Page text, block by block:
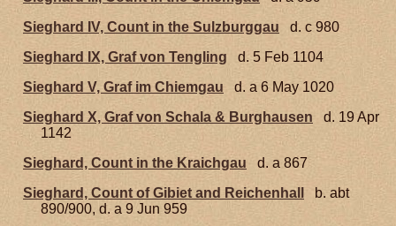
Sieghard IV, Count in the Sulzburggau
d. c 980
Sieghard IX, Graf von Tengling
d. 5 Feb 1104
Sieghard V, Graf im Chiemgau
d. a 6 May 1020
Sieghard X, Graf von Schala & Burghausen
d. 19 Apr
1142
Sieghard, Count in the Kraichgau
d. a 867
Sieghard, Count of Gibiet and Reichenhall
b. abt
890/900, d. a 9 Jun 959